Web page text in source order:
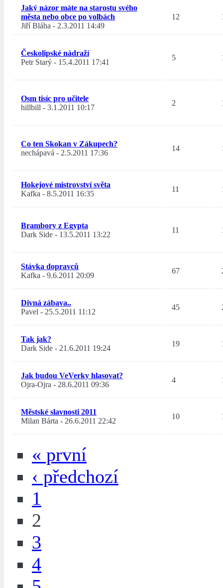
Jaký názor máte na starostu svého
města nebo obce po volbách
Jiří Bláha - 2.3.2011 14:49
12
Českolipské nádraží
Petr Starý - 15.4.2011 17:41
5
Osm tisíc pro učitele
hillbill - 3.1.2011 10:17
2
Co ten Skokan v Zákupech?
nechápavá - 2.5.2011 17:36
14
Hokejové mistrovství světa
Kafka - 8.5.2011 16:35
11
Brambory z Egypta
Dark Side - 13.5.2011 13:22
11
Stávka dopravců
Kafka - 9.6.2011 20:09
67
Divná zábava..
Pavel - 25.5.2011 11:12
45
Tak jak?
Dark Side - 21.6.2011 19:24
19
Jak budou VeVerky hlasovat?
Ojra-Ojra - 28.6.2011 09:36
4
Městské slavnosti 2011
Milan Bárta - 26.6.2011 22:42
10
« první
‹ předchozí
1
2
3
4